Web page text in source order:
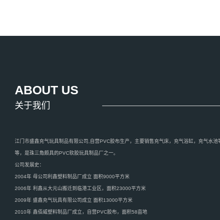
ABOUT US
关于我们
江门市盛鑫充气玩具制品有限公司,自营PVC胶布生产，主要销售充气床，充气浴缸，充气水池
等，是珠三角颇具的PVC软胶玩具制品厂之一。
公司发展史：
2004年 母公司利鑫塑料制品厂成立 面积9000平方米
2006年 利鑫从大元山搬迁到临港工业区，面积23000平方米
2009年 盛鑫充气玩具有限公司成立 面积13000平方米
2010年 鑫佰威塑料制品厂成立，自营PVC胶布，面积58亩地